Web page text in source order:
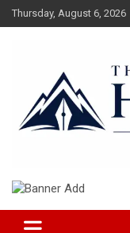
Skip
to
Thursday, August 6, 2026
The Hillpost